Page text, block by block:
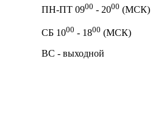
ПН-ПТ 0900 - 2000 (МСК)
СБ 1000 - 1800 (МСК)
ВС - выходной